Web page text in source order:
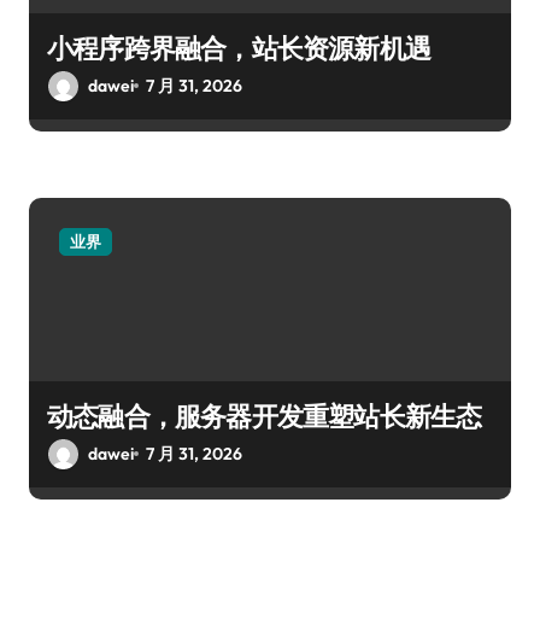
小程序跨界融合，站长资源新机遇
dawei 7 月 31, 2026
业界
动态融合，服务器开发重塑站长新生态
dawei 7 月 31, 2026